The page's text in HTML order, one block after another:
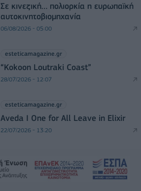
Σε κινεζική… πολιορκία η ευρωπαϊκή
αυτοκινητοβιομηχανία
06/08/2026 - 05:00
esteticamagazine.gr
“Kokoon Loutraki Coast”
28/07/2026 - 12:07
esteticamagazine.gr
Aveda I One for All Leave in Elixir
22/07/2026 - 13:20